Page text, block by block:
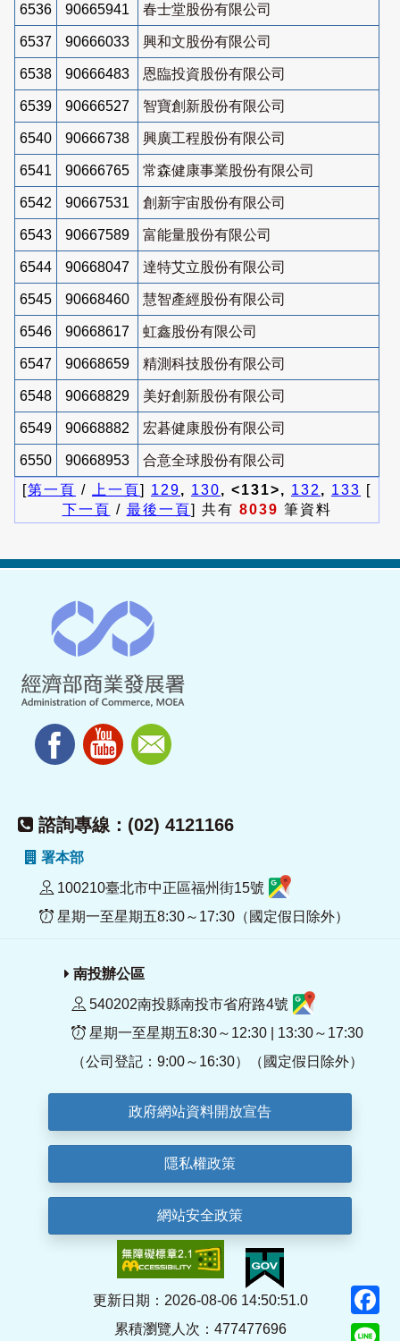
6536 90665941 春士堂股份有限公司
6537 90666033 興和文股份有限公司
6538 90666483 恩臨投資股份有限公司
6539 90666527 智寶創新股份有限公司
6540 90666738 興廣工程股份有限公司
6541 90666765 常森健康事業股份有限公司
6542 90667531 創新宇宙股份有限公司
6543 90667589 富能量股份有限公司
6544 90668047 達特艾立股份有限公司
6545 90668460 慧智產經股份有限公司
6546 90668617 虹鑫股份有限公司
6547 90668659 精測科技股份有限公司
6548 90668829 美好創新股份有限公司
6549 90668882 宏碁健康股份有限公司
6550 90668953
合意全球股份有限公司
[第一頁 / 上一頁] 129, 130, <131>, 132 , 133 [
下一頁 / 最後一頁] 共有 8039 筆資料
諮詢專線：(02) 4121166
署本部
100210臺北市中正區福州街15號
星期一至星期五8:30～17:30（國定假日除外）
南投辦公區
540202南投縣南投市省府路4號
星期一至星期五8:30～12:30 | 13:30～17:30
（公司登記：9:00～16:30）（國定假日除外）
政府網站資料開放宣告
隱私權政策
網站安全政策
更新日期：2026-08-06 14:50:51.0
累積瀏覽人次：477477696